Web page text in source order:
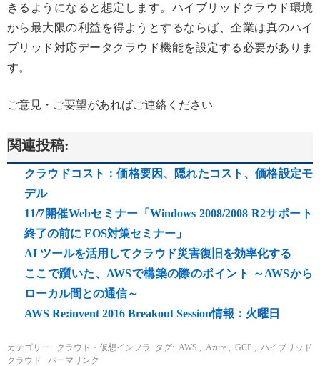
きるようになると想定します。ハイブリッドクラウド環境
から最大限の利益を得ようとするならば、企業は真のハイ
ブリッド対応データクラウド機能を設定する必要がありま
す。
ご意見・ご要望があればご連絡ください
関連投稿:
クラウドコスト：価格要因、隠れたコスト、価格設定モ
デル
11/7開催Webセミナー「Windows 2008/2008 R2サポート
終了の前に EOS対策セミナー」
AI ツールを活用してクラウド災害復旧を効率化する
ここで躓いた、AWSで構築の際のポイント ～AWSから
ローカル間との通信～
AWS Re:invent 2016 Breakout Session情報：火曜日
カテゴリー: クラウド・仮想インフラ タグ: AWS Azure GCP
ハイブリッド
クラウド
パーマリンク